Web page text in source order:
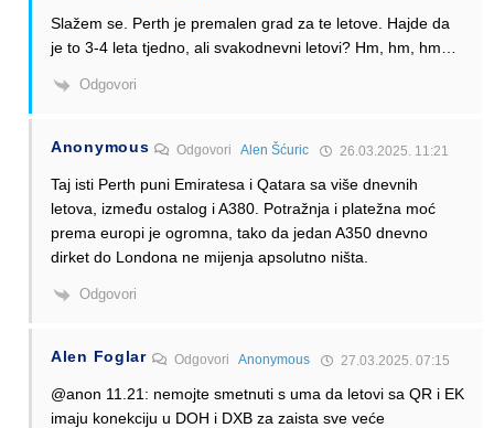
Slažem se. Perth je premalen grad za te letove. Hajde da
je to 3-4 leta tjedno, ali svakodnevni letovi? Hm, hm, hm…
Odgovori
Anonymous OdgovoriAlen Šćuric 26.03.2025. 11:21
Taj isti Perth puni Emiratesa i Qatara sa više dnevnih
letova, između ostalog i A380. Potražnja i platežna moć
prema europi je ogromna, tako da jedan A350 dnevno
dirket do Londona ne mijenja apsolutno ništa.
Odgovori
Alen Foglar Odgovori Anonymous 27.03.2025. 07:15
@anon 11.21: nemojte smetnuti s uma da letovi sa QR i EK
imaju konekciju u DOH i DXB za zaista sve veće